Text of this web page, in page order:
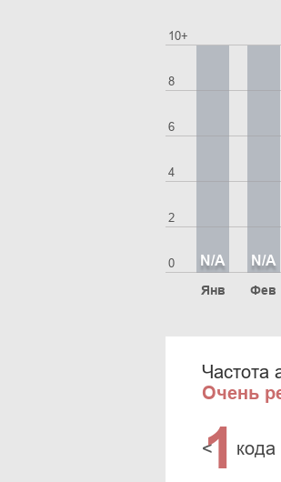
0
2
4
6
8
10+
Янв
N/A
Фев
N/A
Частота
Очень
<
1